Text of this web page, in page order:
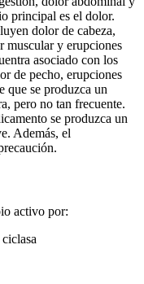
principal es el dolor.
dolor de cabeza,
muscular y erupciones
asociado con los
de pecho, erupciones
que se produzca un
pero no tan frecuente.
se produzca un
Además, el
activo por: